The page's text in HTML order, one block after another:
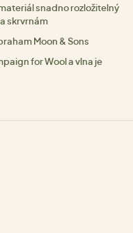
snadno rozložitelný
skrvrnám
Moon & Sons
for Wool a vlna je